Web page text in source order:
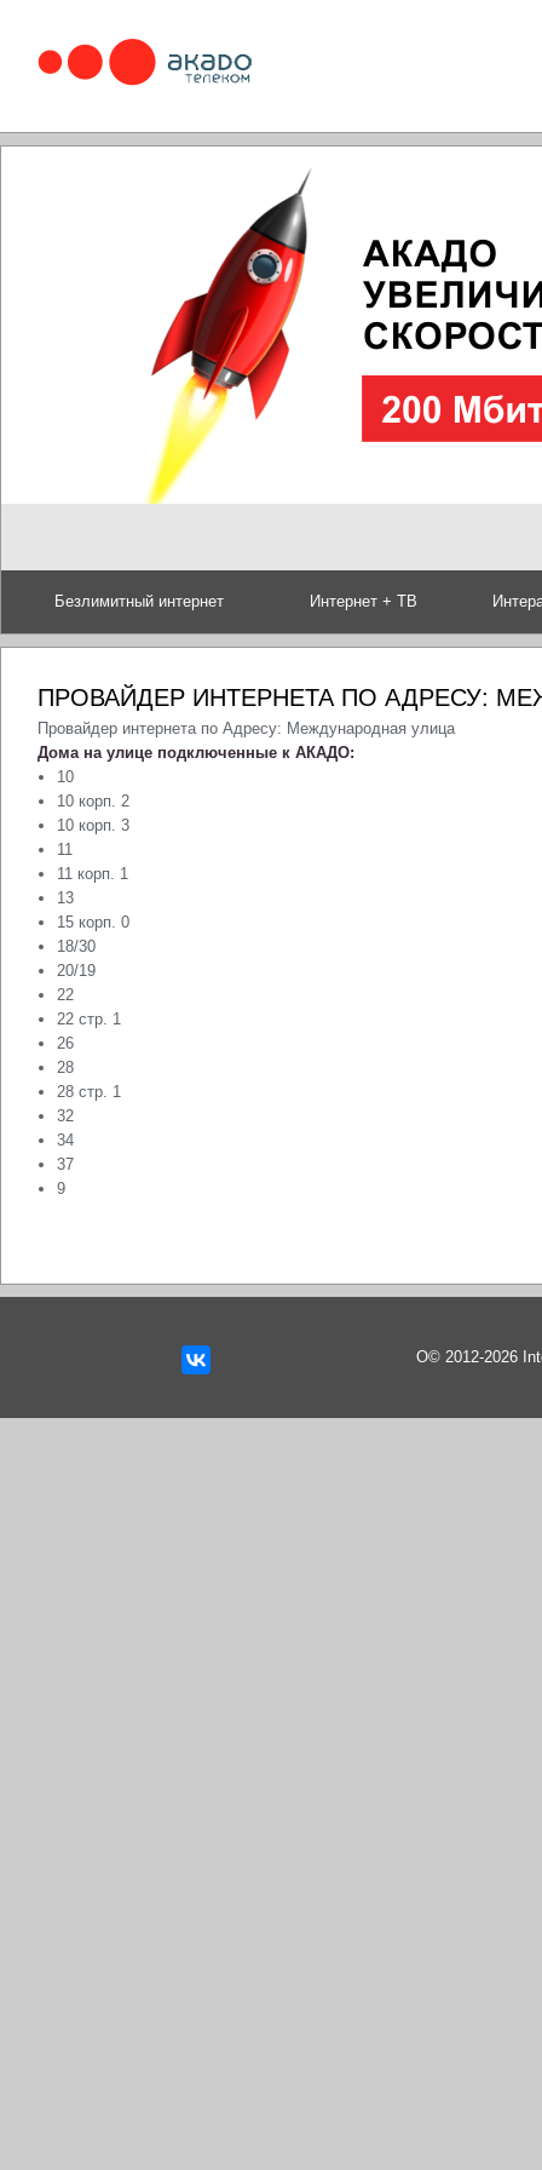
Безлимитный интернет Интернет + ТВ
ПРОВАЙДЕР ИНТЕРНЕТА ПО АДРЕСУ:
Провайдер интернета по Адресу: Международная улица
Дома на улице подключенные к АКАДО:
10
10 корп. 2
10 корп. 3
11
11 корп. 1
13
15 корп. 0
18/30
20/19
22
22 стр. 1
26
28
28 стр. 1
32
34
37
9
О© 2012-2026